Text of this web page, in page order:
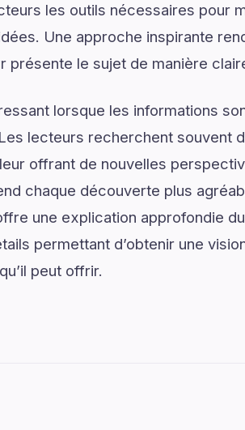
les outils nécessaires pour
Une approche inspirante
présente le sujet de manière
lorsque les informations
lecteurs recherchent souvent
offrant de nouvelles
chaque découverte plus
une explication approfondie
permettant d’obtenir une
peut offrir.